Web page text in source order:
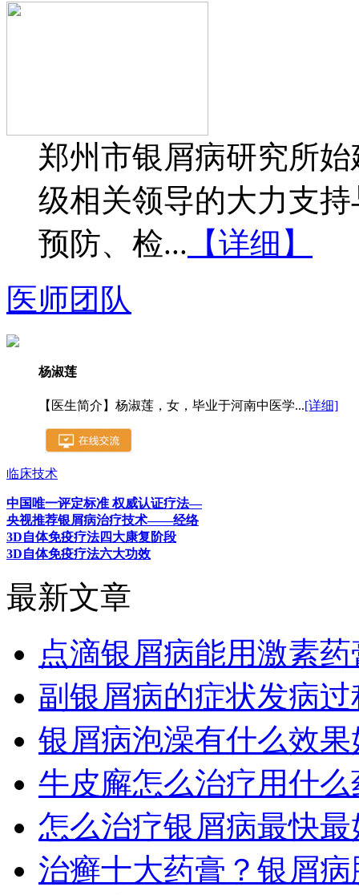
郑州市银屑病研究所
级相关领导的大力支
预防、检... 【详细】
医师团队
杨淑莲
【医生简介】杨淑莲，女，毕业于河南中医学...[详细]
临床技术
中国唯一评定标准 权威认证疗法—
央视推荐银屑病治疗技术——经络
3D自体免疫疗法四大康复阶段
3D自体免疫疗法六大功效
最新文章
点滴银屑病能用激素
副银屑病的症状发病过
银屑病泡澡有什么效果
牛皮廨怎么治疗用什么
怎么治疗银屑病最快
治癣十大药膏？银屑